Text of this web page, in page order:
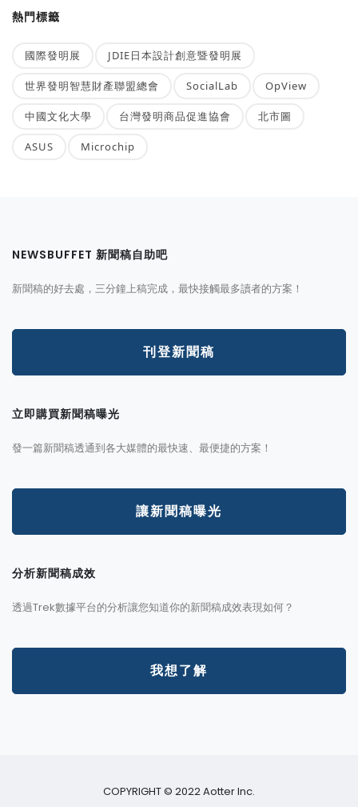
熱門標籤
國際發明展 JDIE日本設計創意暨發明展
世界發明智慧財產聯盟總會 SocialLab OpView
中國文化大學 台灣發明商品促進協會 北市圖
ASUS Microchip
NEWSBUFFET 新聞稿自助吧
新聞稿的好去處，三分鐘上稿完成，最快接觸最多讀者的方案！
刊登新聞稿
立即購買新聞稿曝光
發一篇新聞稿透通到各大媒體的最快速、最便捷的方案！
讓新聞稿曝光
分析新聞稿成效
透過Trek數據平台的分析讓您知道你的新聞稿成效表現如何？
我想了解
COPYRIGHT © 2022 Aotter Inc.